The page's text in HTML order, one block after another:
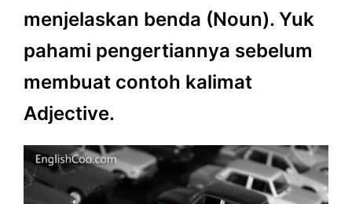
menjelaskan benda (Noun). Yuk
pahami pengertiannya sebelum
membuat contoh kalimat
Adjective.